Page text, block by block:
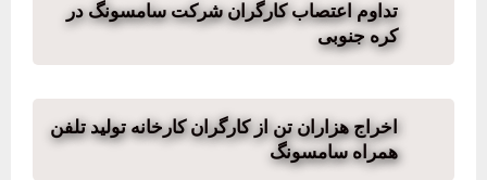
تداوم اعتصاب کارگران شرکت سامسونگ در
کره جنوبی
اخراج هزاران تن از کارگران کارخانه تولید تلفن
همراه سامسونگ